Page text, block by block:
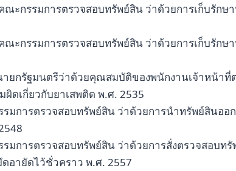
ณะกรรมการตรวจสอบทรัพย์สิน ว่าด้วยการเก็บรัก
ณะกรรมการตรวจสอบทรัพย์สิน ว่าด้วยการเก็บรัก
ายกรัฐมนตรีว่าด้วยคุณสมบัติของพนักงานเจ้าหน้า
ผิดเกี่ยวกับยาเสพติด พ.ศ. 2535
รมการตรวจสอบทรัพย์สิน ว่าด้วยการนำทรัพย์สินอ
รมการตรวจสอบทรัพย์สิน ว่าด้วยการสั่งตรวจสอบท
อายัดไว้ชั่วคราว พ.ศ. 2557